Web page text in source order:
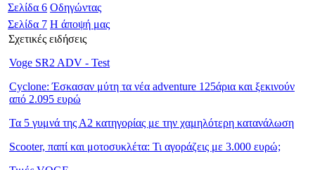
Σελίδα 6 Οδηγώντας
Σελίδα 7 Η άποψή μας
Σχετικές ειδήσεις
Voge SR2 ADV - Test
Cyclone: Έσκασαν μύτη τα νέα adventure 125άρια και ξεκινούν
από 2.095 ευρώ
Τα 5 γυμνά της Α2 κατηγορίας με την χαμηλότερη κατανάλωση
Scooter, παπί και μοτοσυκλέτα: Τι αγοράζεις με 3.000 ευρώ;